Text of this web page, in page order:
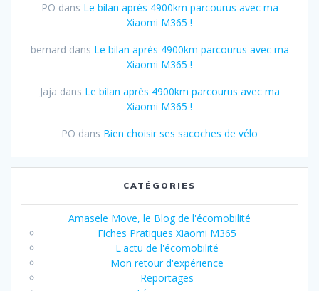
PO dans Le bilan après 4900km parcourus avec ma
Xiaomi M365 !
bernard dans Le bilan après 4900km parcourus avec ma
Xiaomi M365 !
Jaja dans Le bilan après 4900km parcourus avec ma
Xiaomi M365 !
PO dans Bien choisir ses sacoches de vélo
CATÉGORIES
Amasele Move, le Blog de l'écomobilité
Fiches Pratiques Xiaomi M365
L'actu de l'écomobilité
Mon retour d'expérience
Reportages